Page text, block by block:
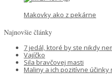
Makovky ako z pekárne
Najnovšie články
7 jedál, ktoré by ste nikdy
Vajíčko
Sila bravčovej masti
Maliny a ich pozitívne účinky